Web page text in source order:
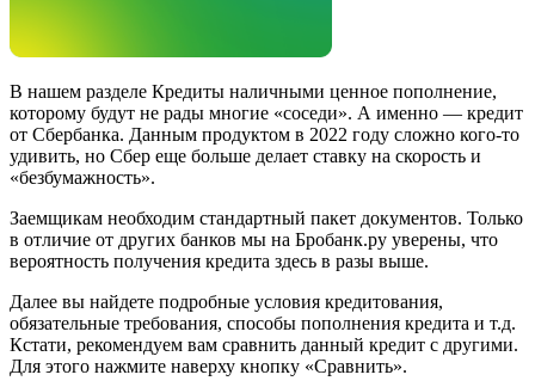
В нашем разделе Кредиты наличными ценное пополнение,
которому будут не рады многие «соседи». А именно — кредит
от Сбербанка. Данным продуктом в 2022 году сложно кого-то
удивить, но Сбер еще больше делает ставку на скорость и
«безбумажность».
Заемщикам необходим стандартный пакет документов. Только
в отличие от других банков мы на Бробанк.ру уверены, что
вероятность получения кредита здесь в разы выше.
Далее вы найдете подробные условия кредитования,
обязательные требования, способы пополнения кредита и т.д.
Кстати, рекомендуем вам сравнить данный кредит с другими.
Для этого нажмите наверху кнопку «Сравнить».